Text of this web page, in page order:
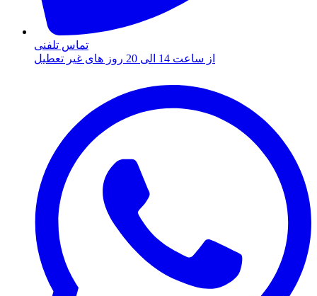
تماس تلفنی
از ساعت 14 الی 20 روز های غیر تعطیل